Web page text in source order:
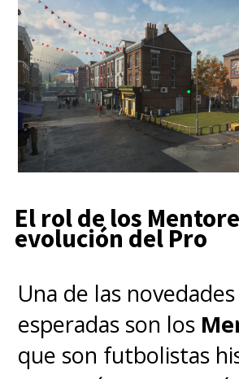
El rol de los
evolución del Pro
Una de las
esperadas son los
que son futbolistas